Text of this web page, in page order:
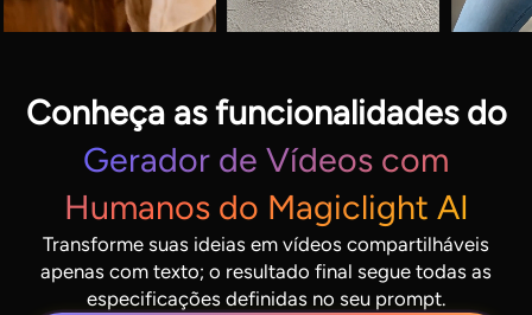
Conheça as funcionalidades do
Gerador de Vídeos com
Humanos do Magiclight AI
Transforme suas ideias em vídeos compartilháveis
apenas com texto; o resultado final segue todas as
especificações definidas no seu prompt.